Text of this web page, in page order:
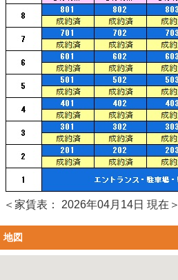
＜家賃表： 2026年04月14日 現在＞
地図